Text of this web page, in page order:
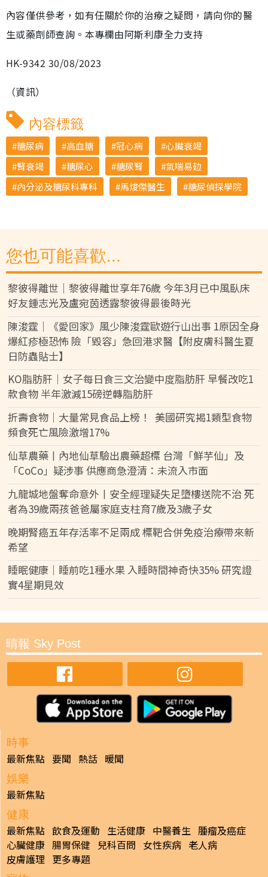
內容僅供參考，如有任關於你的治療之疑問，請向你的醫
生或藥劑師查詢。本專欄由阿斯利康全力支持
HK-9342 30/08/2023
（資訊）
內容標籤
糖尿病 高血糖 冠心病
心臟衰竭
腎衰竭
糖尿心 糖尿腎
氣喘易攰
內分泌及糖尿科專科
馬焌傑醫生 糖尿偵探學院
您也可能喜歡...
黎彼得離世｜黎彼得離世享年76歲 今年3月已中風臥床
好友鍾志光及盧宛茵透露黎彼得最後時光
陳浚霆｜《愛回家》風少陳浚霆歐遊行山出事 1原因全身
爆紅疹極恐怖 險「毀容」急回港求醫【附皮膚科醫生夏
日防蟲貼士】
KO脂肪肝｜女子每日食三文治變中度脂肪肝 早餐改吃1
款食物 半年激減15磅逆轉脂肪肝
折壽食物｜大量常見食品上榜！ 美國研究揭1類型食物
頻食死亡風險激增17%
仙草農藥丨內地仙草驗出農藥超標 台灣「鮮芋仙」及
「CoCo」疑涉事 供應商急澄清：未流入市面
九龍城地盤奪命意外丨安全經理疑失足墮樓送院不治 死
者為39歲兩孩爸爸屬家庭支柱育7歲及3歲子女
晚期腎癌五年存活率不足兩成 標靶合併免疫治療帶來新
希望
睡眠健康｜睡前吃1種水果 入睡時間神奇快35% 研究證
實4星期見效
晴報 Sky Post
時事
最新焦點 要聞 熱話 暖聞
娛樂
最新焦點
健康
最新焦點 飲食及運動 生活健康 中醫養生 腫瘤及癌症
心臟健康 腸胃保健 兒科百問 女性疾病 老人病
皮膚護理 更多專題